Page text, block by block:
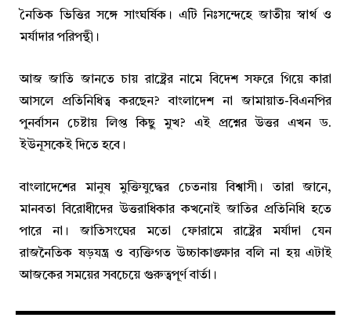
নৈতিক ভিত্তির সঙ্গে সাংঘর্ষিক। এটি নিঃসন্দেহে জাতীয় স্বার্থ ও
মর্যাদার পরিপন্থী।
আজ জাতি জানতে চায় রাষ্ট্রের নামে বিদেশ সফরে গিয়ে কারা
আসলে প্রতিনিধিত্ব করছেন? বাংলাদেশ না জামায়াত-বিএনপির
পুনর্বাসন চেষ্টায় লিপ্ত কিছু মুখ? এই প্রশ্নের উত্তর এখন ড.
ইউনূসকেই দিতে হবে।
বাংলাদেশের মানুষ মুক্তিযুদ্ধের চেতনায় বিশ্বাসী। তারা জানে,
মানবতা বিরোধীদের উত্তরাধিকার কখনোই জাতির প্রতিনিধি হতে
পারে না। জাতিসংঘের মতো ফোরামে রাষ্ট্রের মর্যাদা যেন
রাজনৈতিক ষড়যন্ত্র ও ব্যক্তিগত উচ্চাকাঙ্ক্ষার বলি না হয় এটাই
আজকের সময়ের সবচেয়ে গুরুত্বপূর্ণ বার্তা।